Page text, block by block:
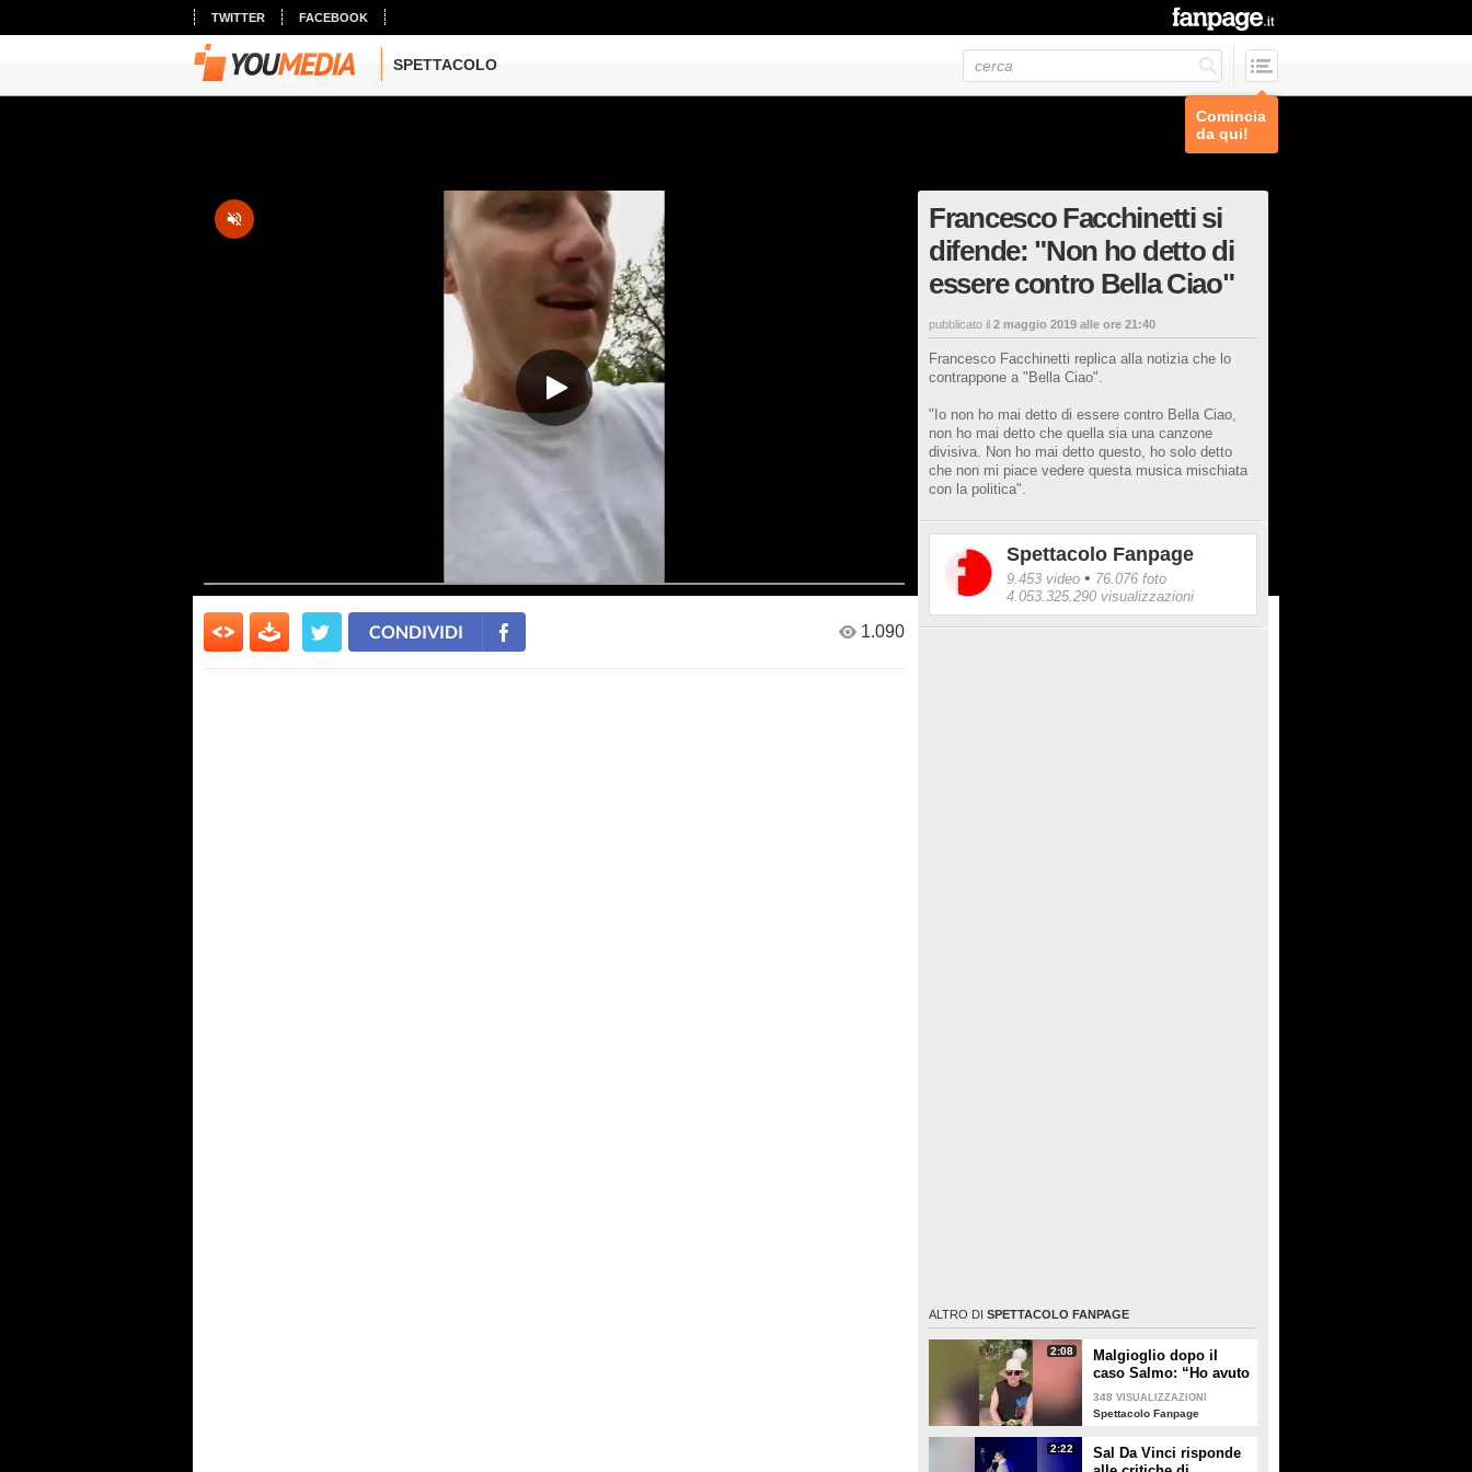
TWITTER FACEBOOK
SPETTACOLO
Comincia
da qui!
Francesco Facchinetti si
difende: "Non ho detto di
essere contro Bella Ciao"
pubblicato il 2 maggio 2019 alle ore 21:40
Francesco Facchinetti replica alla notizia che lo
contrappone a "Bella Ciao".
"Io non ho mai detto di essere contro Bella Ciao,
non ho mai detto che quella sia una canzone
divisiva. Non ho mai detto questo, ho solo detto
che non mi piace vedere questa musica mischiata
con la politica".
Spettacolo Fanpage
9.453 video • 76.076 foto
4.053.325.290 visualizzazioni
ALTRO DI SPETTACOLO FANPAGE
2:08
Malgioglio dopo il
caso Salmo: “Ho avuto
un melanoma. Mettete
la crema, non sentite i
348 VISUALIZZAZIONI
Spettacolo Fanpage
2:22
Sal Da Vinci risponde
CONDIVIDI 1.090